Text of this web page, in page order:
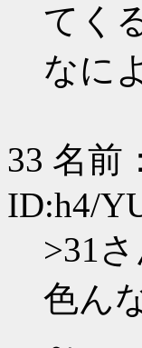
てく
なに
33 名前：
ID:h4/
>31
色ん